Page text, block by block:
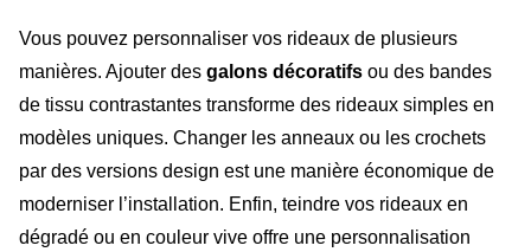
Vous pouvez personnaliser vos rideaux de plusieurs
manières. Ajouter des galons décoratifs ou des bandes
de tissu contrastantes transforme des rideaux simples en
modèles uniques. Changer les anneaux ou les crochets
par des versions design est une manière économique de
moderniser l’installation. Enfin, teindre vos rideaux en
dégradé ou en couleur vive offre une personnalisation